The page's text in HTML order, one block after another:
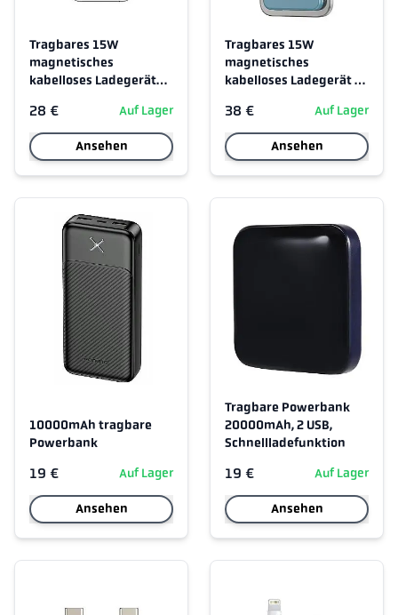
Tragbares 15W
magnetisches
kabelloses Ladegerät
28 € Auf Lager
Ansehen
Tragbares 15W
magnetisches
kabelloses Ladegerät -
38 € Auf Lager
Ansehen
10000mAh tragbare
Powerbank
19 € Auf Lager
Ansehen
Tragbare Powerbank
20000mAh, 2 USB,
Schnellladefunktion
19 € Auf Lager
Ansehen